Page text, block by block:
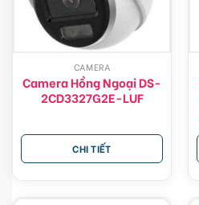
CAMERA
Camera Hồng Ngoại DS-
2CD3327G2E-LUF
CHI TIẾT